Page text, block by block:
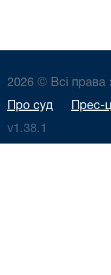
2026 © Всі права
Про суд Прес-
v1.38.1